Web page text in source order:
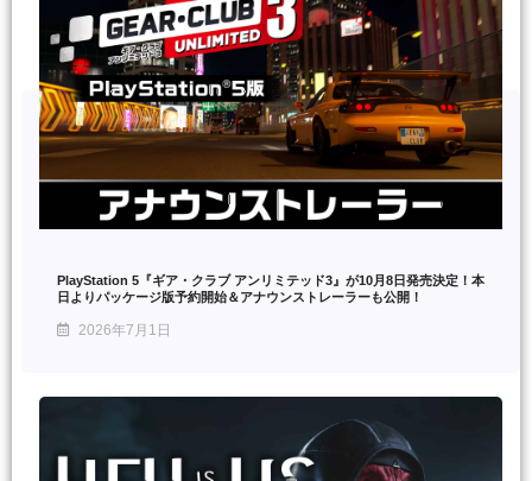
PlayStation 5『ギア・クラブ アンリミテッド3』が10月8日発売決定！本
日よりパッケージ版予約開始＆アナウンストレーラーも公開！
2026年7月1日